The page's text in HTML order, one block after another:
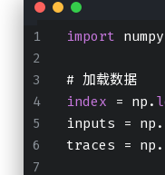
import numpy
# 加载数据
index = np.
inputs = np.
traces = np.